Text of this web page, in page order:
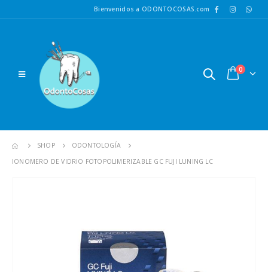
Bienvenidos a ODONTOCOSAS.com
0
SHOP
ODONTOLOGÍA
IONOMERO DE VIDRIO FOTOPOLIMERIZABLE GC FUJI LUNING LC